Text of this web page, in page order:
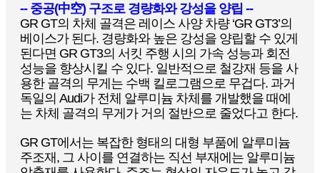
-- 중공(中空) 구조로 경량화와 강성을 양립 --
GR GT의 차체 골격은 레이스 사양 차량 ‘GR GT3’의
베이스가 된다. 경량화와 높은 강성을 양립할 수 있게
된다면 GR GT3의 서킷 주행 시의 가속 성능과 회전
성능을 향상시킬 수 있다. 일반적으로 철강재 등을 사
용한 골격의 무게는 수백 킬로그램으로 무겁다. 과거
독일의 Audi가 전체 알루미늄 차체를 개발했을 때에
는 차체 골격의 무게가 거의 절반으로 줄었다고 한다.
GR GT에서는 복잡한 형태의 대형 부품에 알루미늄
주조재, 그 사이를 연결하는 직선 부재에는 알루미늄